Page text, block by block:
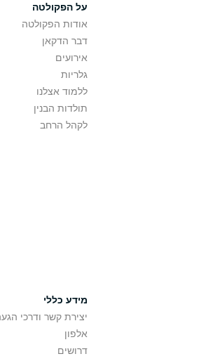
על הפקולטה
אודות הפקולטה
דבר הדקאן
אירועים
גלריות
ללמוד אצלנו
תולדות הבנין
לקהל הרחב
מידע כללי
יצירת קשר ודרכי
אלפון
דרושים